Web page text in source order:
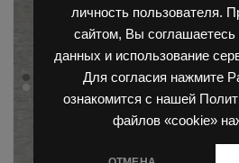
личность пользователя.
сайтом, Вы соглашаетесь
данных и использование
Для согласия нажмите
ознакомится с нашей
файлов «cookie»